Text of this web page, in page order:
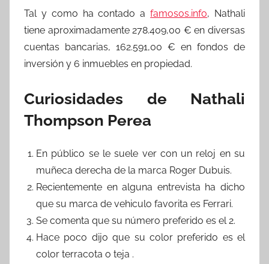
Tal y como ha contado afamosos.info, Nathali
tiene aproximadamente 278.409,00 € en diversas
cuentas bancarias, 162.591,00 € en fondos de
inversión y 6 inmuebles en propiedad.
Curiosidades de Nathali
Thompson Perea
En público se le suele ver con un reloj en su
muñeca derecha de la marca Roger Dubuis.
Recientemente en alguna entrevista ha dicho
que su marca de vehiculo favorita es Ferrari.
Se comenta que su número preferido es el 2.
Hace poco dijo que su color preferido es el
color terracota o teja .